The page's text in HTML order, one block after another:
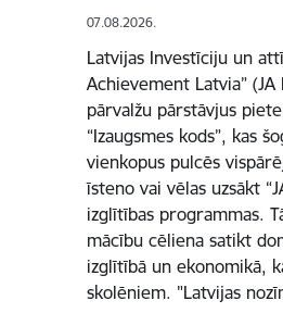
07.08.2026.
Latvijas Investīciju un
Achievement Latvia”
pārvalžu pārstāvjus
“Izaugsmes kods”, kas
vienkopus pulcēs
īsteno vai vēlas uzsākt
izglītības programmas.
mācību cēliena satikt
izglītībā un ekonomikā,
skolēniem. "Latvijas